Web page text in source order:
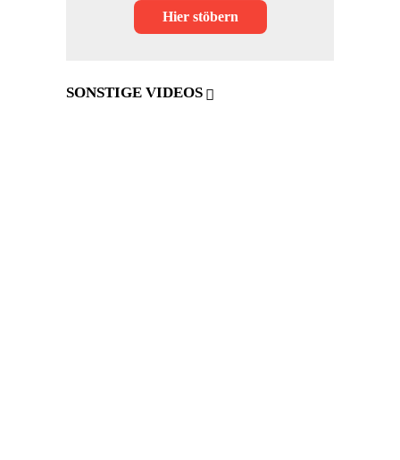
Hier stöbern
SONSTIGE VIDEOS